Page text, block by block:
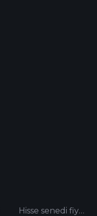
Hisse senedi fiyatı